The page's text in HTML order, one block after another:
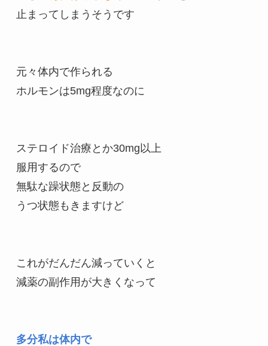
止まってしまうそうです
元々体内で作られる
ホルモンは5mg程度なのに
ステロイド治療とか30mg以上
服用するので
無駄な躁状態と反動の
うつ状態もきますけど
これがだんだん減っていくと
減薬の副作用が大きくなって
多分私は体内で